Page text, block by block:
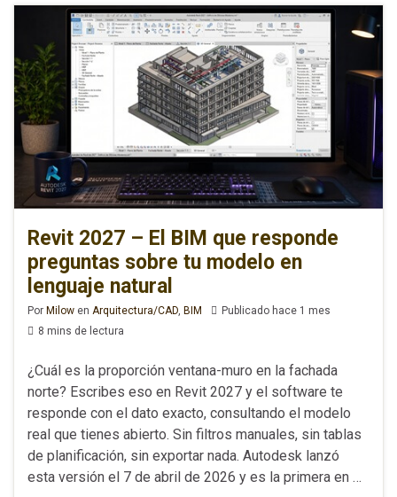
Revit 2027 – El BIM que responde
preguntas sobre tu modelo en
lenguaje natural
Por Milow en Arquitectura/CAD BIM
Publicado hace 1 mes
8 mins de lectura
¿Cuál es la proporción ventana-muro en la fachada
norte? Escribes eso en Revit 2027 y el software te
responde con el dato exacto, consultando el modelo
real que tienes abierto. Sin filtros manuales, sin tablas
de planificación, sin exportar nada. Autodesk lanzó
esta versión el 7 de abril de 2026 y es la primera en …